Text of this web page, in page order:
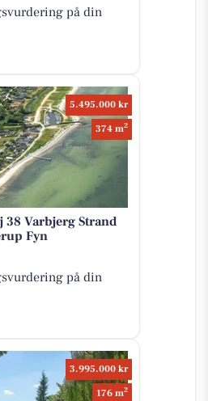
på din
5.495.000 kr
374 m2
38 Varbjerg Strand
Fyn
på din
3.995.000 kr
176 m2